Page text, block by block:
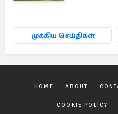
முக்கிய செய்திகள்
HOME ABOUT
COOKIE POLICY